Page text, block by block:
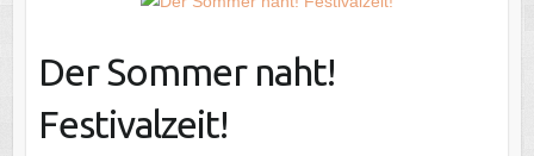
Der Sommer naht!
Festivalzeit!